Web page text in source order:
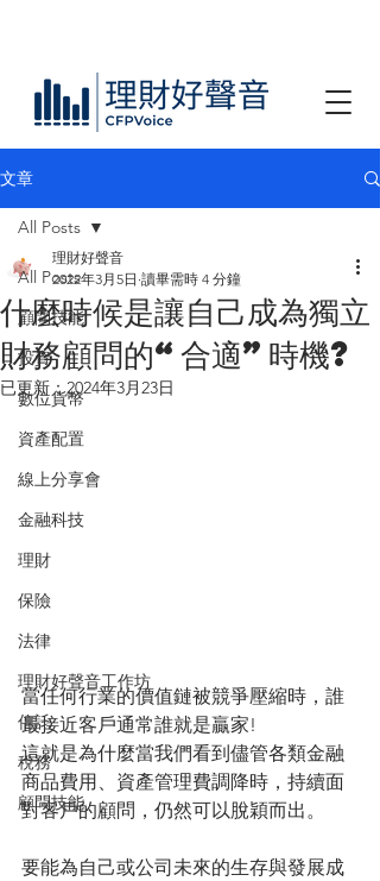
文章
All Posts
顧問技能
投資
數位貨幣
資產配置
線上分享會
金融科技
理財
保險
法律
理財好聲音工作坊
信託
稅務
顧問技能
All Posts
什麼時候是讓自己成為獨立
財務顧問的“合適”時機?
理財好聲音
2022年3月5日 讀畢需時 4 分鐘
已更新：2024年3月23日
當任何行業的價值鏈被競爭壓縮時，誰
最接近客戶通常誰就是贏家!
這就是為什麼當我們看到儘管各類金融
商品費用、資產管理費調降時，持續面
對客戶的顧問，仍然可以脫穎而出。
要能為自己或公司未來的生存與發展成